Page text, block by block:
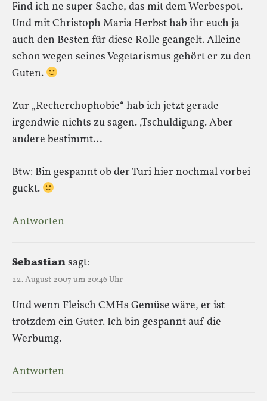
Find ich ne super Sache, das mit dem Werbespot.
Und mit Christoph Maria Herbst hab ihr euch ja
auch den Besten für diese Rolle geangelt. Alleine
schon wegen seines Vegetarismus gehört er zu den
Guten.
Zur „Recherchophobie“ hab ich jetzt gerade
irgendwie nichts zu sagen. ‚Tschuldigung. Aber
andere bestimmt…
Btw: Bin gespannt ob der Turi hier nochmal vorbei
guckt.
Antworten
Sebastiansagt:
22. August 2007 um 20:46 Uhr
Und wenn Fleisch CMHs Gemüse wäre, er ist
trotzdem ein Guter. Ich bin gespannt auf die
Werbumg.
Antworten